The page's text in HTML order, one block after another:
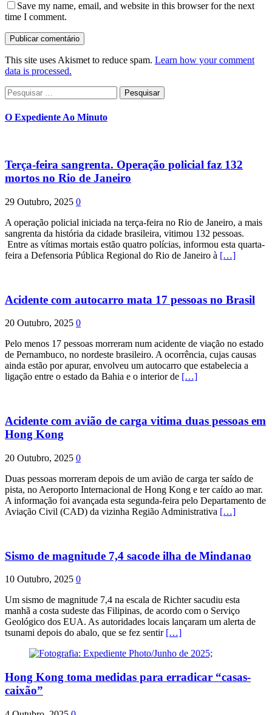
Save my name, email, and website in this browser for the next
time I comment.
This site uses Akismet to reduce spam. Learn how your comment
data is processed.
Pesquisar
por:
O Expediente Ao Minuto
Terça-feira sangrenta. Operação policial faz 132
mortos no Rio de Janeiro
29 Outubro, 2025 0
A operação policial iniciada na terça-feira no Rio de Janeiro, a mais
sangrenta da história da cidade brasileira, vitimou 132 pessoas.
Entre as vítimas mortais estão quatro polícias, informou esta quarta-
feira a Defensoria Pública Regional do Rio de Janeiro à […]
Acidente com autocarro mata 17 pessoas no Brasil
20 Outubro, 2025 0
Pelo menos 17 pessoas morreram num acidente de viação no estado
de Pernambuco, no nordeste brasileiro. A ocorrência, cujas causas
ainda estão por apurar, envolveu um autocarro que estabelecia a
ligação entre o estado da Bahia e o interior de […]
Acidente com avião de carga vitima duas pessoas em
Hong Kong
20 Outubro, 2025 0
Duas pessoas morreram depois de um avião de carga ter saído de
pista, no Aeroporto Internacional de Hong Kong e ter caído ao mar.
A informação foi avançada esta segunda-feira pelo Departamento de
Aviação Civil (CAD) da vizinha Região Administrativa […]
Sismo de magnitude 7,4 sacode ilha de Mindanao
10 Outubro, 2025 0
Um sismo de magnitude 7,4 na escala de Richter sacudiu esta
manhã a costa sudeste das Filipinas, de acordo com o Serviço
Geológico dos EUA. As autoridades locais lançaram um alerta de
tsunami depois do abalo, que se fez sentir […]
Hong Kong toma medidas para erradicar “casas-
caixão”